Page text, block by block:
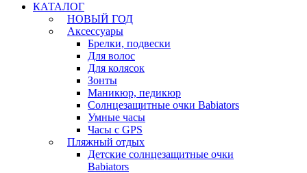
КАТАЛОГ
НОВЫЙ ГОД
Аксессуары
Брелки, подвески
Для волос
Для колясок
Зонты
Маникюр, педикюр
Солнцезащитные очки Babiators
Умные часы
Часы с GPS
Пляжный отдых
Детские солнцезащитные очки
Babiators